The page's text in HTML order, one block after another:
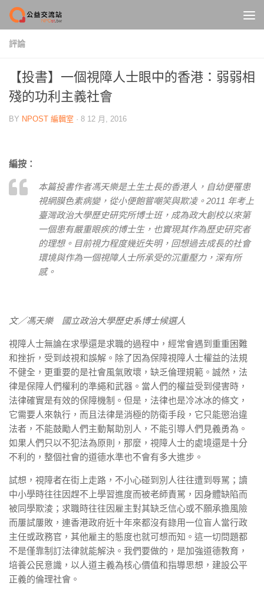
Skip to content
評論
【投書】一個視障人士眼中的香港：弱弱相
殘的功利主義社會
BY NPOST 編輯室 · 8 12 月, 2016
編按：
本篇投書作者馮天樂是土生土長的香港人，自幼便罹患
視網膜色素病變，從小便飽嘗嘲笑與欺凌。2011 年考上
臺灣政治大學歷史研究所博士班，成為政大創校以來第
一個患有嚴重眼疾的博士生，也實現其作為歷史研究者
的理想。目前視力程度幾近失明，回想過去成長的社會
環境與作為一個視障人士所承受的沉重壓力，深有所
感。
文／馮天樂 國立政治大學歷史系博士候選人
視障人士無論在求學還是求職的過程中，經常會遇到重重困難
和挫折，受到歧視和誤解。除了因為保障視障人士權益的法規
不健全，更重要的是社會風氣敗壞，缺乏倫理規範。誠然，法
律是保障人們權利的準繩和武器。當人們的權益受到侵害時，
法律確實是有效的保障機制。但是，法律也是冷冰冰的條文，
它需要人來執行，而且法律是消極的防衛手段，它只能懲治違
法者，不能鼓勵人們主動幫助別人，不能引導人們見義勇為。
如果人們只以不犯法為原則，那麼，視障人士的處境還是十分
不利的，整個社會的道德水準也不會有多大進步。
試想，視障者在街上走路，不小心碰到別人往往遭到辱駡；讀
中小學時往往因趕不上學習進度而被老師責駡，因身體缺陷而
被同學欺淩；求職時往往因雇主對其缺乏信心或不願承擔風險
而屢試屢敗，連香港政府近十年來都沒有錄用一位盲人當行政
主任或政務官，其他雇主的態度也就可想而知。這一切問題都
不是僅靠制訂法律就能解決。我們要做的，是加強道德教育，
培養公民意識，以人道主義為核心價值和指導思想，建設公平
正義的倫理社會。